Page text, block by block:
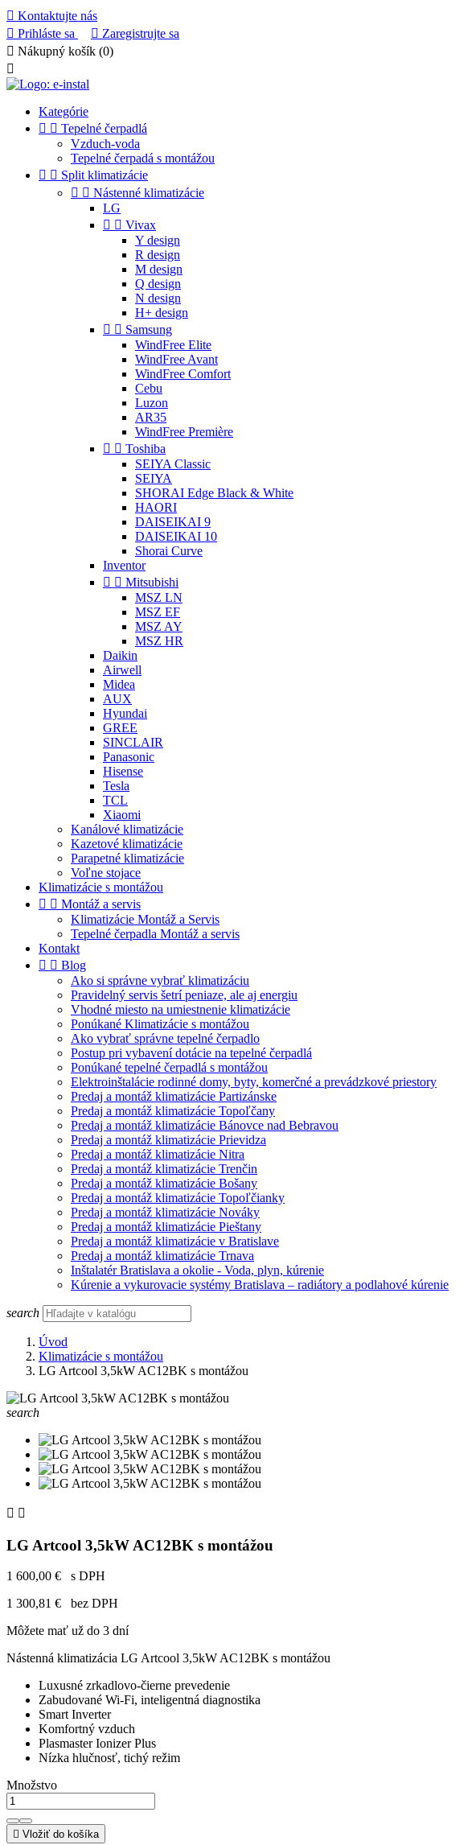
 Kontaktujte nás
 Prihláste sa  Zaregistrujte sa
 Nákupný košík (0)

Kategórie
  Tepelné čerpadlá
Vzduch-voda
Tepelné čerpadá s montážou
  Split klimatizácie
  Nástenné klimatizácie
LG
  Vivax
Y design
R design
M design
Q design
N design
H+ design
  Samsung
WindFree Elite
WindFree Avant
WindFree Comfort
Cebu
Luzon
AR35
WindFree Première
  Toshiba
SEIYA Classic
SEIYA
SHORAI Edge Black & White
HAORI
DAISEIKAI 9
DAISEIKAI 10
Shorai Curve
Inventor
  Mitsubishi
MSZ LN
MSZ EF
MSZ AY
MSZ HR
Daikin
Airwell
Midea
AUX
Hyundai
GREE
SINCLAIR
Panasonic
Hisense
Tesla
TCL
Xiaomi
Kanálové klimatizácie
Kazetové klimatizácie
Parapetné klimatizácie
Voľne stojace
Klimatizácie s montážou
  Montáž a servis
Klimatizácie Montáž a Servis
Tepelné čerpadla Montáž a servis
Kontakt
  Blog
Ako si správne vybrať klimatizáciu
Pravidelný servis šetrí peniaze, ale aj energiu
Vhodné miesto na umiestnenie klimatizácie
Ponúkané Klimatizácie s montážou
Ako vybrať správne tepelné čerpadlo
Postup pri vybavení dotácie na tepelné čerpadlá
Ponúkané tepelné čerpadlá s montážou
Elektroinštalácie rodinné domy, byty, komerčné a prevádzkové priestory
Predaj a montáž klimatizácie Partizánske
Predaj a montáž klimatizácie Topoľčany
Predaj a montáž klimatizácie Bánovce nad Bebravou
Predaj a montáž klimatizácie Prievidza
Predaj a montáž klimatizácie Nitra
Predaj a montáž klimatizácie Trenčin
Predaj a montáž klimatizácie Bošany
Predaj a montáž klimatizácie Topoľčianky
Predaj a montáž klimatizácie Nováky
Predaj a montáž klimatizácie Pieštany
Predaj a montáž klimatizácie v Bratislave
Predaj a montáž klimatizácie Trnava
Inštalatér Bratislava a okolie - Voda, plyn, kúrenie
Kúrenie a vykurovacie systémy Bratislava – radiátory a podlahové kúrenie
search
Úvod
Klimatizácie s montážou
LG Artcool 3,5kW AC12BK s montážou
search
 
LG Artcool 3,5kW AC12BK s montážou
1 600,00 €
s DPH
1 300,81 €
bez DPH
Môžete mať už do 3 dní
Nástenná klimatizácia LG Artcool 3,5kW AC12BK s montážou
Luxusné zrkadlovo-čierne prevedenie
Zabudované Wi-Fi, inteligentná diagnostika
Smart Inverter
Komfortný vzduch
Plasmaster Ionizer Plus
Nízka hlučnosť, tichý režim
Množstvo
 Vložiť do košíka